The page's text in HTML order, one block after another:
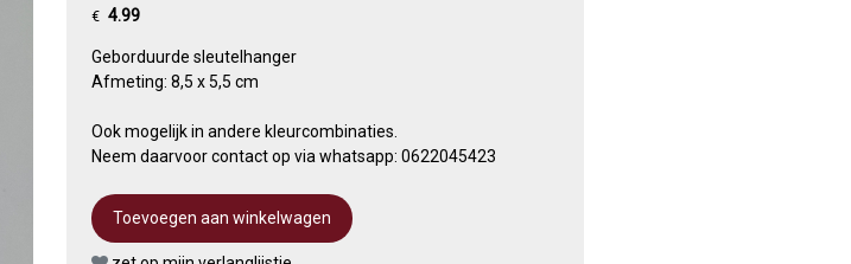
€ 4.99
Geborduurde sleutelhanger
Afmeting: 8,5 x 5,5 cm
Ook mogelijk in andere kleurcombinaties.
Neem daarvoor contact op via whatsapp: 0622045423